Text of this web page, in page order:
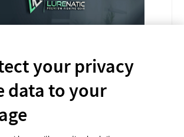
von GoldLife
your privacy
data to your